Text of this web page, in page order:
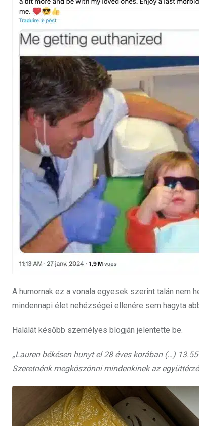
A humornak ez a vonala egyesek szerint talán nem
mindennapi élet nehézségei ellenére sem hagyta
Halálát később személyes blogján jelentette be.
„Lauren békésen hunyt el 28 éves korában (…)
Szeretnénk megköszönni mindenkinek az